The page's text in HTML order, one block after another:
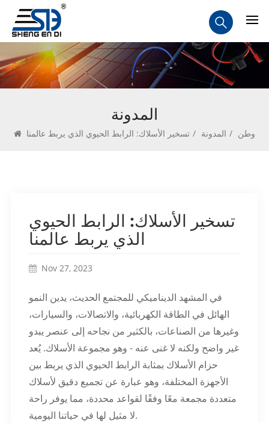
المدونة
وطن / المدونة / تسخير الأسلاك: الرابط الحيوي الذي يربط عالمنا
تسخير الأسلاك: الرابط الحيوي
الذي يربط عالمنا
Nov 27, 2023
في المشهد الديناميكي للمجتمع الحديث، يدين النمو
الهائل في الطاقة الكهربائية، والاتصالات، والسيارات،
وغيرها من الصناعات، بالكثير من نجاحه إلى عنصر يبدو
غير واضح ولكنه لا غنى عنه - وهو مجموعة الأسلاك. يُعد
حزام الأسلاك بمثابة الرابط الحيوي الذي يربط بين
الأجهزة المختلفة، وهو عبارة عن تجميع دقيق لأسلاك
متعددة مجمعة معًا وفقًا لقواعد محددة، مما يوفر راحة
لا مثيل لها في حياتنا اليومية.